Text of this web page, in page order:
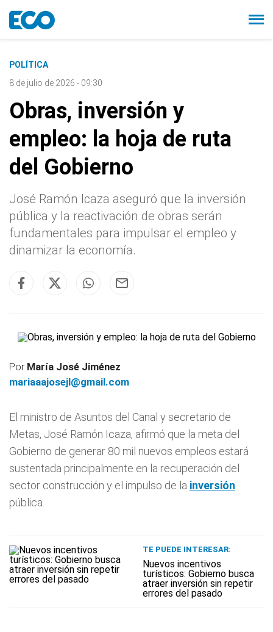
POLÍTICA
8 de julio de 2026 - 09:30
Obras, inversión y
empleo: la hoja de ruta
del Gobierno
José Ramón Icaza aseguró que la inversión
pública y la reactivación de obras serán
fundamentales para impulsar el empleo y
dinamizar la economía.
Por María José Jiménez
mariaaajosejl@gmail.com
El ministro de Asuntos del Canal y secretario de
Metas, José Ramón Icaza, afirmó que la meta del
Gobierno de generar 80 mil nuevos empleos estará
sustentada principalmente en la recuperación del
sector construcción y el impulso de la inversión
pública.
TE PUEDE INTERESAR:
Nuevos incentivos
turísticos: Gobierno busca
atraer inversión sin repetir
errores del pasado